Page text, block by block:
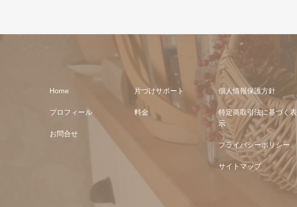
Home
プロフィール
お問合せ
片づけサポート
料金
個人情報保護方針
特定商取引法に基づく表
示
プライバシーポリシー
サイトマップ